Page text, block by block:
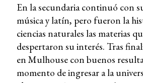
En la secundaria continuó con
música y latín, pero fueron la
ciencias naturales las materias
despertaron su interés. Tras
en Mulhouse con buenos
momento de ingresar a la